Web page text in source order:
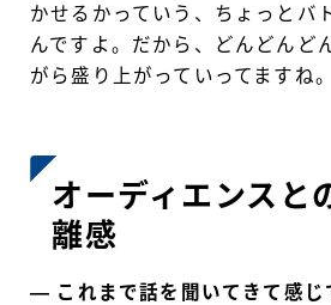
かせるかっていう、ちょっとバ
んですよ。だから、どんどんど
がら盛り上がっていってますね。
オーディエンスと
離感
― これまで話を聞いてきて感じ